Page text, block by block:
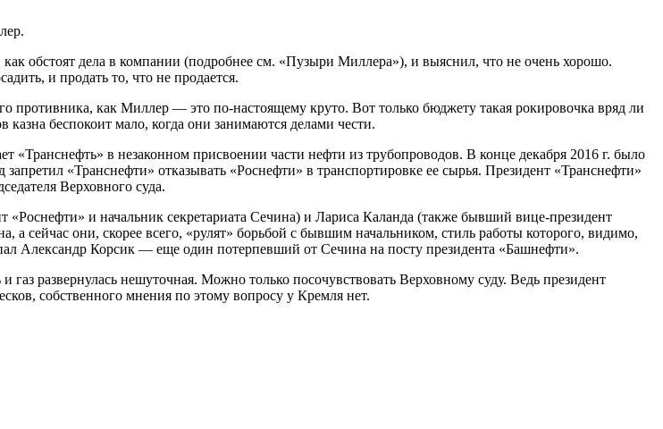
обстоят дела в компании (подробнее см. «Пузыри Миллера»), и выяснил, что не очень хорошо.
и продать то, что не продается.
как Миллер — это по-настоящему круто. Вот только бюджету такая рокировочка вряд ли
беспокоит мало, когда они занимаются делами чести.
«Транснефть» в незаконном присвоении части нефти из трубопроводов. В конце декабря 2016 г. было
«Транснефти» отказывать «Роснефти» в транспортировке ее сырья. Президент «Транснефти»
Верховного суда.
и начальник секретариата Сечина) и Лариса Каланда (также бывший вице-президент
сейчас они, скорее всего, «рулят» борьбой с бывшим начальником, стиль работы которого, видимо,
Александр Корсик — еще один потерпевший от Сечина на посту президента «Башнефти».
развернулась нешуточная. Можно только посочувствовать Верховному суду. Ведь президент
собственного мнения по этому вопросу у Кремля нет.